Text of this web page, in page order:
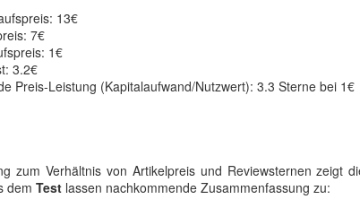
13€
7€
1€
3.2€
Preis-Leistung (Kapitalaufwand/Nutzwert): 3.3 Sterne bei 1€
zum Verhältnis von Artikelpreis und Reviewsternen zeigt
dem Test lassen nachkommende Zusammenfassung zu: